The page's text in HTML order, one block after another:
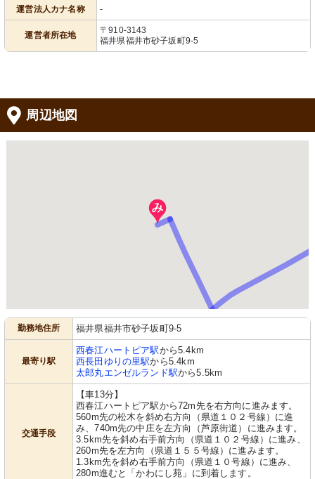
運営法人カナ名称 -
運営者所在地
〒910-3143
福井県福井市砂子坂町9-5
周辺地図
勤務地住所 福井県福井市砂子坂町9-5
最寄り駅
西春江ハートピア駅から5.4km
西長田ゆりの里駅から5.4km
太郎丸エンゼルランド駅から5.5km
交通手段
【車13分】
西春江ハートピア駅から72m先を右方向に進みます。
560m先の松木を斜め右方向（県道１０２号線）に進
み、740m先の中庄を左方向（芦原街道）に進みます。
3.5km先を斜め右手前方向（県道１０２号線）に進み、
260m先を左方向（県道１５５号線）に進みます。
1.3km先を斜め右手前方向（県道１０号線）に進み、
280m進むと「かわにし苑」に到着します。